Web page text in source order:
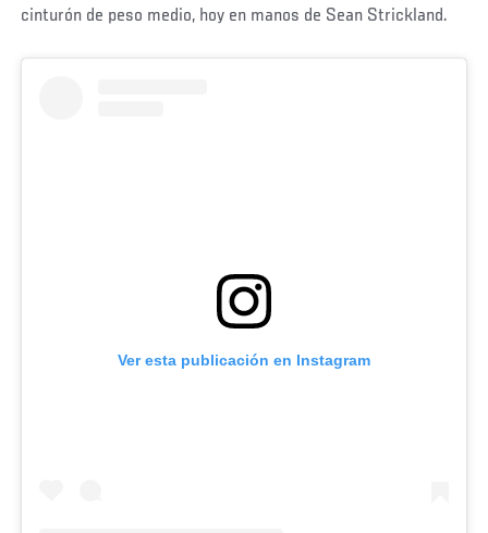
cinturón de peso medio, hoy en manos de Sean Strickland.
Ver esta publicación en Instagram